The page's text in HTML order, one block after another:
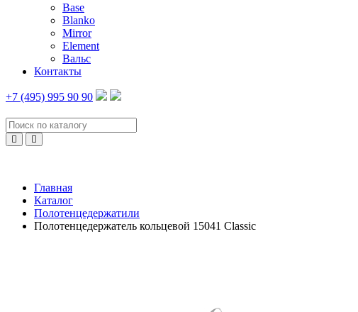
Base
Blanko
Mirror
Element
Вальс
Контакты
+7 (495) 995 90 90
Главная
Каталог
Полотенцедержатили
Полотенцедержатель кольцевой 15041 Classic